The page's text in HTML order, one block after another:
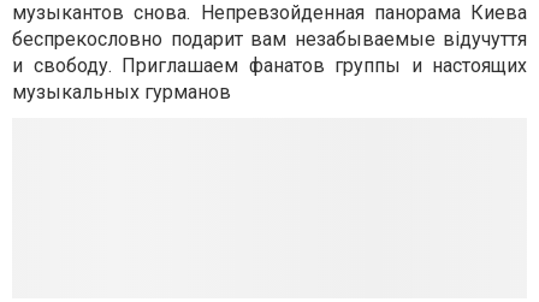
музыкантов снова. Непревзойденная панорама Киева
беспрекословно подарит вам незабываемые відучуття
и свободу. Приглашаем фанатов группы и настоящих
музыкальных гурманов